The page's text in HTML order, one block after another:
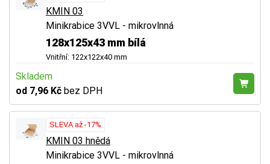
KMIN 03
Minikrabice 3VVL - mikrovlnná
128x125x43 mm bílá
Vnitřní: 122x122x40 mm
Skladem
od 7,96 Kč bez DPH
SLEVA až -17%
KMIN 03 hnědá
Minikrabice 3VVL - mikrovlnná